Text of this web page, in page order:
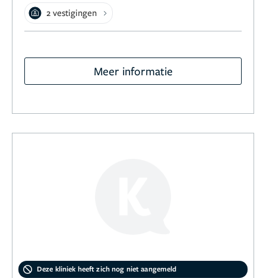
2 vestigingen
Meer informatie
Deze kliniek heeft zich nog niet aangemeld